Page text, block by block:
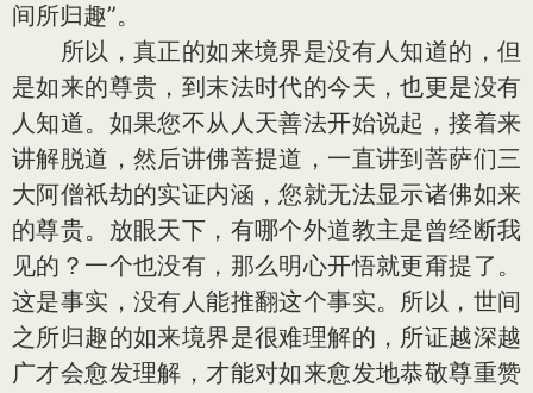
间所归趣”。
所以，真正的如来境界是没有人知道的，但
是如来的尊贵，到末法时代的今天，也更是没有
人知道。如果您不从人天善法开始说起，接着来
讲解脱道，然后讲佛菩提道，一直讲到菩萨们三
大阿僧祇劫的实证内涵，您就无法显示诸佛如来
的尊贵。放眼天下，有哪个外道教主是曾经断我
见的？一个也没有，那么明心开悟就更甭提了。
这是事实，没有人能推翻这个事实。所以，世间
之所归趣的如来境界是很难理解的，所证越深越
广才会愈发理解，才能对如来愈发地恭敬尊重赞